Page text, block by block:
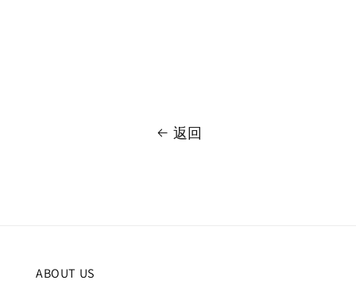
返回
ABOUT US